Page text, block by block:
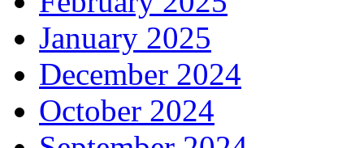
January 2025
December 2024
October 2024